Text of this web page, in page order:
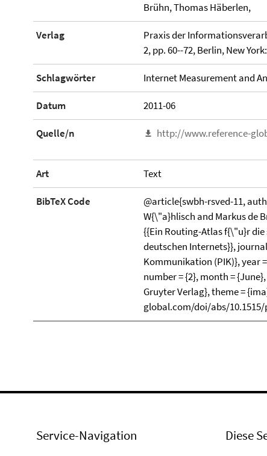
Brühn, Thomas Häberlen,
Verlag
Praxis der
2, pp. 60--72, Berlin, New
Schlagwörter Internet Measurement and
Datum 2011-06
Quelle/n http://www.reference-
Art Text
BibTeX Code
@article{swbh-rsved-11,
W{\"a}hlisch and Markus de
{{Ein Routing-Atlas f{\"u}r
deutschen Internets}},
Kommunikation (PIK)}, year
number = {2}, month =
Gruyter Verlag}, theme =
global.com/doi/abs/10.1515/
Service-Navigation Diese